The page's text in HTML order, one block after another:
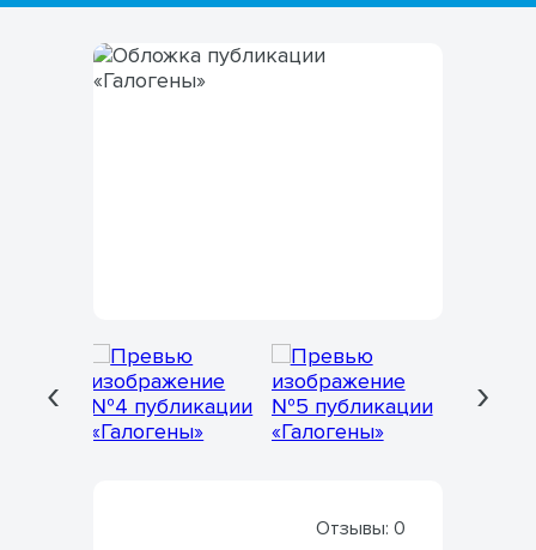
‹ ›
Отзывы: 0